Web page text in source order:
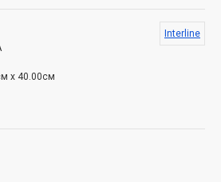
побуту є якісна
помічниця, робота з якою буде
обов'язком, а
Компактність і приємний
і сучасного.
x 40.00см
Interline